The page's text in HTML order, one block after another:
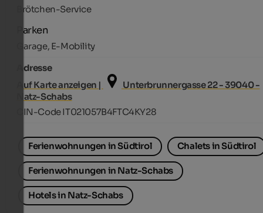
Brötchen-Service
Parken
Garage, E-Mobility
Adresse
Auf Karte anzeigen |
Unterbrunnergasse 22 - 39040 -
Natz-Schabs
CIN-Code IT021057B4FTC4KY28
Ferienwohnungen in Südtirol Chalets in Südtirol
Ferienwohnungen in Natz-Schabs
Hotels in Natz-Schabs